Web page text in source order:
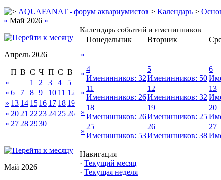
AQUAFANAT - форум аквариумистов > Календарь >
« Май 2026 »
Апрель 2026
П В С Ч П С В
»
1 2 3 4
5
» 6 7 8 9 10 11 12
» 13 14 15 16 17 18 19
» 20 21 22 23 24 25 26
» 27 28 2930
Май 2026
Календарь событий и именинников
Понедельник
Вторник
»
»
4
Именинников: 32
5
Именинников: 50
6
»
11
Именинников: 26
12
Именинников: 32
13
»
18
Именинников: 26
19
Именинников: 25
20
»
25
Именинников: 53
26
Именинников: 38
27
Навигация
· Текущий месяц
· Текущая неделя